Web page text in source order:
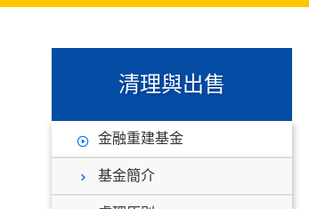
清理與出售
金融重建基金
基金簡介